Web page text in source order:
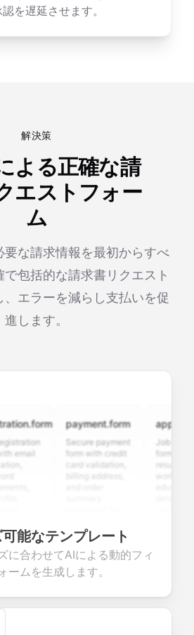
を遅延させます。
解決策
よる正確な請
エストフォー
ム
要な請求情報を最初からすべ
包括的な請求書リクエスト
、エラーを減らし支払いを促
進します。
payment.form
Secure payment
form with credit
card validation,
commerce
transactions.
Job
form with
resume
candidate
能なテンプレート
に合わせてAIによる動的フィ
ームを生成します。